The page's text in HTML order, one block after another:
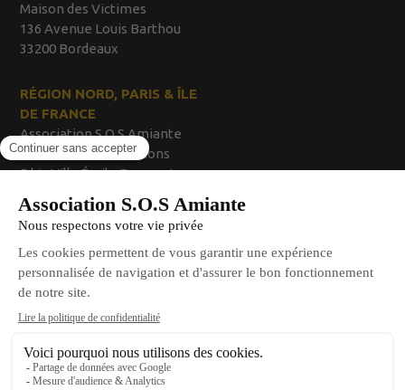
Maison des Victimes
136 Avenue Louis Barthou
33200 Bordeaux
RÉGION NORD, PARIS & ÎLE
DE FRANCE
Association S.O.S Amiante
Maison des Associations
5 bis Villa Émile Bergerat
92200 Neuilly sur Seine
E-MAIL :
SOS Amiante – Association loi 1901 – v4.0.3